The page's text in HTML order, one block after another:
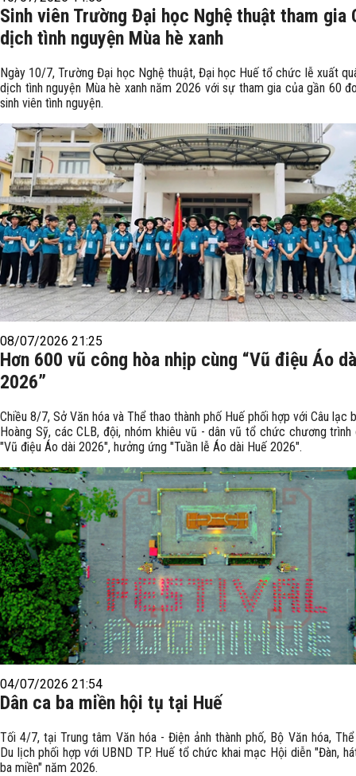
Sinh viên Trường Đại học Nghệ thuật tham gia
dịch tình nguyện Mùa hè xanh
Ngày 10/7, Trường Đại học Nghệ thuật, Đại học Huế tổ chức lễ xuất
dịch tình nguyện Mùa hè xanh năm 2026 với sự tham gia của gần 60
sinh viên tình nguyện.
08/07/2026 21:25
Hơn 600 vũ công hòa nhịp cùng “Vũ điệu Áo
2026”
Chiều 8/7, Sở Văn hóa và Thể thao thành phố Huế phối hợp với Câu lạc
Hoàng Sỹ, các CLB, đội, nhóm khiêu vũ - dân vũ tổ chức chương trình
"Vũ điệu Áo dài 2026", hưởng ứng "Tuần lễ Áo dài Huế 2026".
04/07/2026 21:54
Dân ca ba miền hội tụ tại Huế
Tối 4/7, tại Trung tâm Văn hóa - Điện ảnh thành phố, Bộ Văn hóa,
Du lịch phối hợp với UBND TP. Huế tổ chức khai mạc Hội diễn "Đàn,
ba miền" năm 2026.